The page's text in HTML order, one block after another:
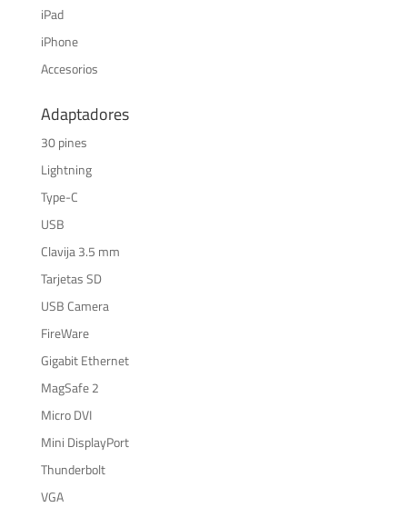
iPad
iPhone
Accesorios
Adaptadores
30 pines
Lightning
Type-C
USB
Clavija 3.5 mm
Tarjetas SD
USB Camera
FireWare
Gigabit Ethernet
MagSafe 2
Micro DVI
Mini DisplayPort
Thunderbolt
VGA